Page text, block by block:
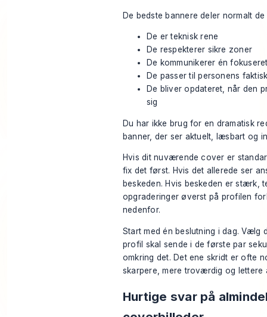
De bedste bannere deler normalt de
De er teknisk rene
De respekterer sikre zoner
De kommunikerer én
De passer til personens
De bliver opdateret, når den
sig
Du har ikke brug for en dramatisk
banner, der ser aktuelt, læsbart og
Hvis dit nuværende cover er
fix det først. Hvis det allerede ser
beskeden. Hvis beskeden er stærk,
opgraderinger øverst på profilen
nedenfor.
Start med én beslutning i dag. Vælg
profil skal sende i de første par
omkring det. Det ene skridt er ofte
skarpere, mere troværdig og lettere
Hurtige svar på